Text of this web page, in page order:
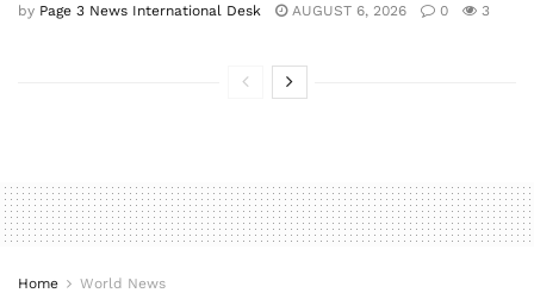
by Page 3 News International Desk AUGUST 6, 2026 0 3
Home World News